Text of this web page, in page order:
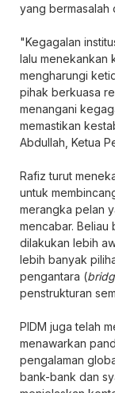
yang bermasalah
"Kegagalan
lalu menekankan
mengharungi
pihak berkuasa
menangani
memastikan
Abdullah, Ketua
Rafiz turut
untuk
merangka pelan
mencabar.
dilakukan lebih
lebih banyak
pengantara (
penstrukturan
PIDM juga telah
menawarkan
pengalaman
bank-bank dan